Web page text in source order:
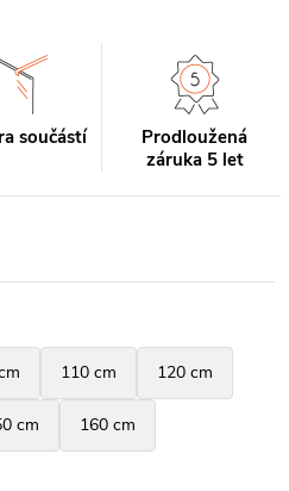
součástí
Prodloužená
záruka 5 let